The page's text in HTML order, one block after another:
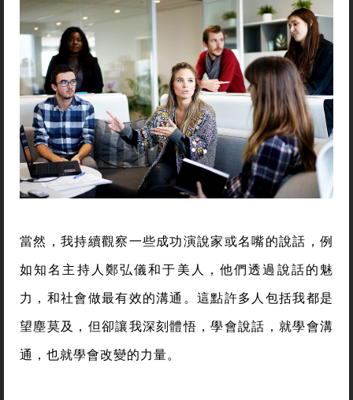
當然，我持續觀察一些成功演說家或名嘴的說話，例
如知名主持人鄭弘儀和于美人，他們透過說話的魅
力，和社會做最有效的溝通。這點許多人包括我都是
望塵莫及，但卻讓我深刻體悟，學會說話，就學會溝
通，也就學會改變的力量。